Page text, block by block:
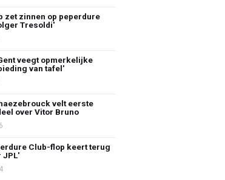
zet zinnen op peperdure
Tresoldi'
veegt opmerkelijke
van tafel'
velt eerste
over Vitor Bruno
Club-flop keert terug
JPL'